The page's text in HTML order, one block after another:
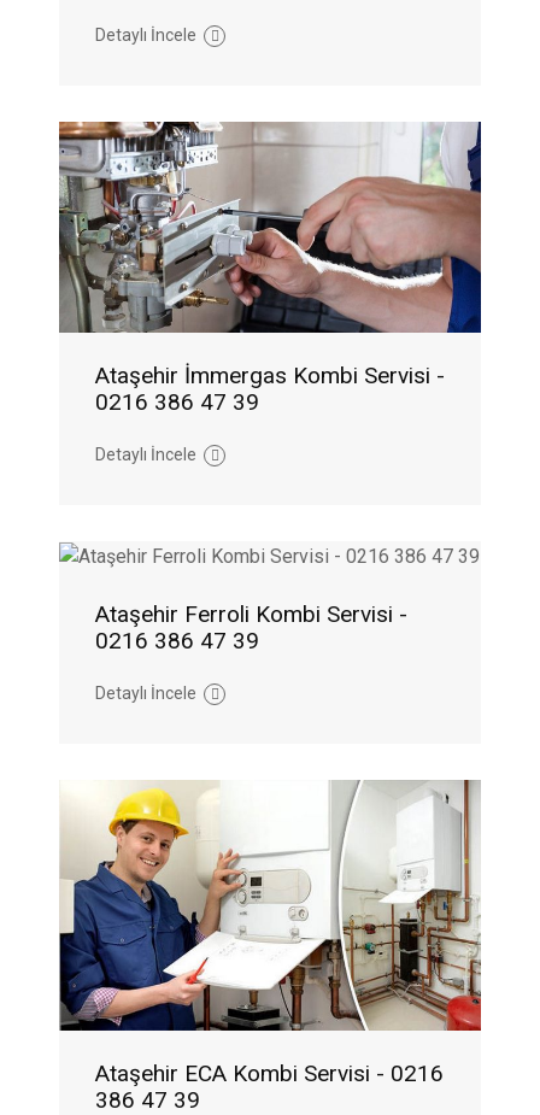
Detaylı İncele
Ataşehir İmmergas Kombi Servisi -
0216 386 47 39
Detaylı İncele
Ataşehir Ferroli Kombi Servisi -
0216 386 47 39
Detaylı İncele
Ataşehir ECA Kombi Servisi - 0216
386 47 39